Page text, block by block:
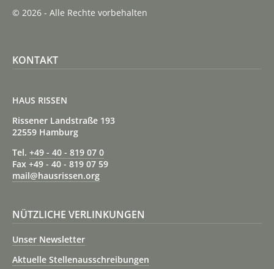
© 2026 - Alle Rechte vorbehalten
KONTAKT
HAUS RISSEN
Rissener Landstraße 193
22559 Hamburg
Tel. +49 - 40 - 819 07 0
Fax +49 - 40 - 819 07 59
mail@hausrissen.org
NÜTZLICHE VERLINKUNGEN
Unser Newsletter
Aktuelle Stellenausschreibungen